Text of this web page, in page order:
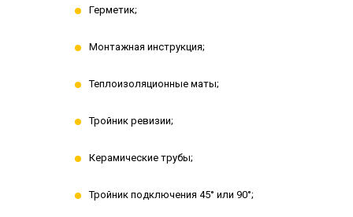
Герметик;
Монтажная инструкция;
Теплоизоляционные маты;
Тройник ревизии;
Керамические трубы;
Тройник подключения 45° или 90°;